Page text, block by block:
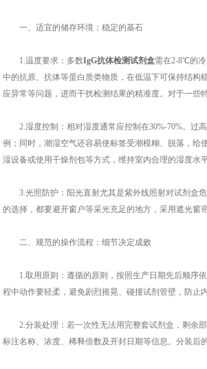
一、适宜的储存环境：稳定的基石
1.温度要求：多数IgG抗体检测试剂盒需在2-8℃的
中的抗原、抗体等蛋白质类物质，在低温下可保持结构
应异常等问题，进而干扰检测结果的精准度。对于一些
2.湿度控制：相对湿度通常应控制在30%-70%。过
例；同时，潮湿空气还容易使标签受潮模糊、脱落，给
湿设备或使用干燥剂包等方式，维持室内合理的湿度水
3.光照防护：阳光直射尤其是紫外线照射对试剂盒危
的选择，都要避开窗户等采光充足的地方，采用遮光窗
二、规范的操作流程：细节决定成败
1.取用原则：遵循的原则，按照生产日期先后顺序依
程中动作要轻柔，避免剧烈摇晃、碰撞试剂管壁，防止
2.分装处理：若一次性无法用完整套试剂盒，剩余部
标注名称、浓度、稀释倍数及开封日期等信息。分装后